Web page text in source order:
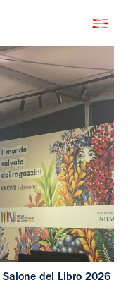
Salone del Libro 2026